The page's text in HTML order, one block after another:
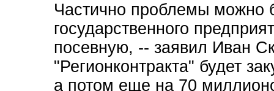
Частично проблемы можно
государственного
посевную, -- заявил Иван
"Регионконтракта" будет
а потом еще на 70